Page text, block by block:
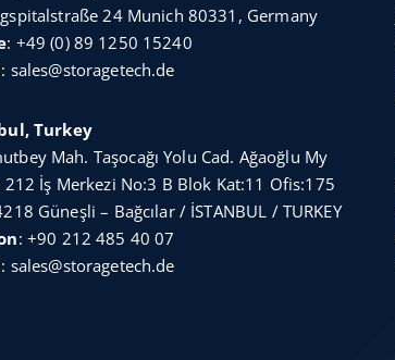
24 Munich 80331, Germany
: +49 (0) 89 1250 15240
: sales@storagetech.de
Turkey
Mah. Taşocağı Yolu Cad. Ağaoğlu My
212 İş Merkezi No:3 B Blok Kat:11 Ofis:175
Güneşli – Bağcılar / İSTANBUL / TURKEY
: +90 212 485 40 07
: sales@storagetech.de